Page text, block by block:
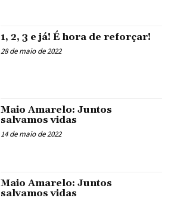
1, 2, 3 e já! É hora de reforçar!
28 de maio de 2022
Maio Amarelo: Juntos
salvamos vidas
14 de maio de 2022
Maio Amarelo: Juntos
salvamos vidas